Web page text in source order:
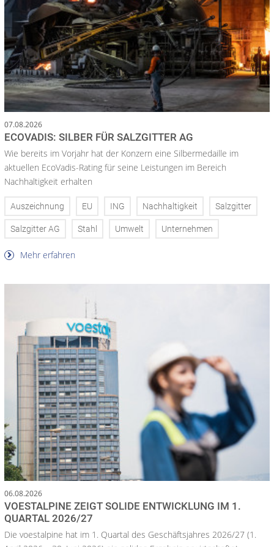
07.08.2026
ECOVADIS: SILBER FÜR SALZGITTER AG
Wie bereits im Vorjahr hat der Konzern eine Silbermedaille im
aktuellen EcoVadis-Rating für seine Leistungen im Bereich
Nachhaltigkeit erhalten
Auszeichnung EU ING Nachhaltigkeit Salzgitter
Salzgitter AG Stahl Umwelt Unternehmen
Mehr erfahren
06.08.2026
VOESTALPINE ZEIGT SOLIDE ENTWICKLUNG IM 1.
QUARTAL 2026/27
Die voestalpine hat im 1. Quartal des Geschäftsjahres 2026/27 (1.